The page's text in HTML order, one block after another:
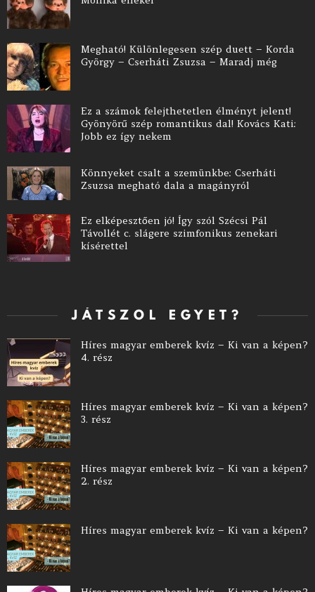
Megható! Különlegesen szép duett – Korda
György – Cserháti Zsuzsa – Maradj még
Ez a számok felejthetetlen élményt jelent!
Gyönyörű szép romantikus dal! Kovács Kati:
Jobb ez így nekem
Könnyeket csalt a szemünkbe: Cserháti
Zsuzsa megható dala a magányról
Ez elképesztően jó! Így szól Szécsi Pál
Távollét c. slágere szimfonikus zenekari
kísérettel
JÁTSZOL EGYET?
Híres magyar emberek kvíz – Ki van a képen?
4. rész
Híres magyar emberek kvíz – Ki van a képen?
3. rész
Híres magyar emberek kvíz – Ki van a képen?
2. rész
Híres magyar emberek kvíz – Ki van a képen?